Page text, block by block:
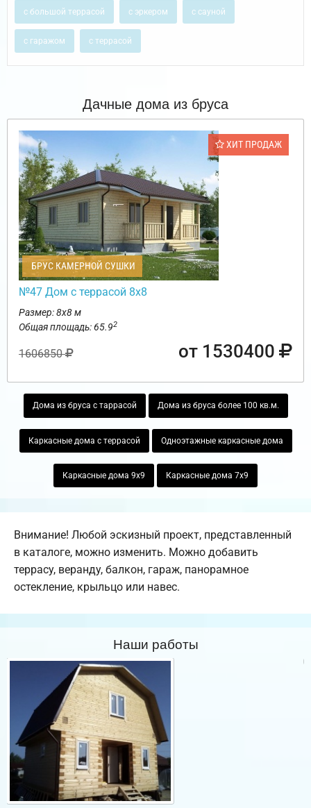
с большой террасой с эркером с сауной
с гаражом с террасой
Дачные дома из бруса
ХИТ ПРОДАЖ
БРУС КАМЕРНОЙ СУШКИ
№47 Дом с террасой 8х8
Размер: 8х8 м
Общая площадь: 65.92
1606850 от 1530400
Дома из бруса с таррасой Дома из бруса более 100 кв.м.
Каркасные дома с террасой Одноэтажные каркасные дома
Каркасные дома 9х9 Каркасные дома 7х9
Внимание! Любой эскизный проект, представленный
в каталоге, можно изменить. Можно добавить
террасу, веранду, балкон, гараж, панорамное
остекление, крыльцо или навес.
Наши работы